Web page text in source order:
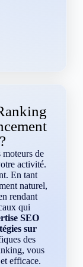
de
activité.
En tant
naturel,
rendant
qui
SEO
sur
des
vous
efficace.